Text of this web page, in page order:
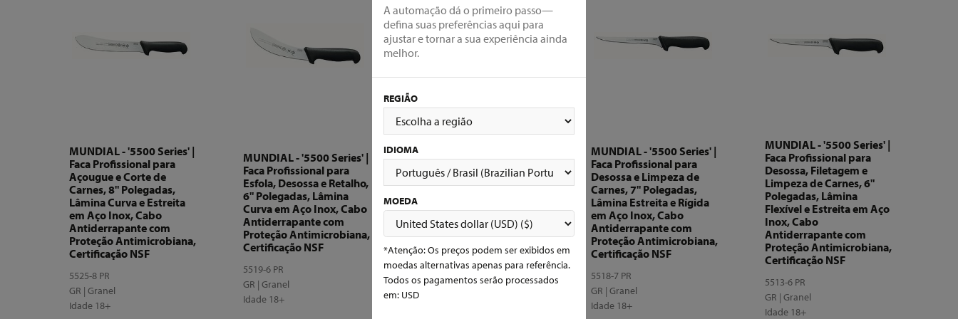
A automação dá o primeiro passo—
defina suas preferências aqui para
ajustar e tornar a sua experiência ainda
melhor.
REGIÃO
IDIOMA
MOEDA
*Atenção: Os preços podem ser exibidos em
moedas alternativas apenas para referência.
Todos os pagamentos serão processados
em: USD
MUNDIAL - '5500 Series' |
Faca Profissional para
Açougue e Corte de
Carnes, 8" Polegadas,
Lâmina Curva e Estreita
em Aço Inox, Cabo
Antiderrapante com
Proteção Antimicrobiana,
Certificação NSF
5525-8 PR
GR | Granel
Idade 18+
MUNDIAL - '5500 Series' |
Faca Profissional para
Esfola, Desossa e Retalho,
6" Polegadas, Lâmina
Curva em Aço Inox, Cabo
Antiderrapante com
Proteção Antimicrobiana,
Certificação NSF
5519-6 PR
GR | Granel
Idade 18+
MUNDIAL - '5500 Series' |
Desossa 8" Polegadas -
Lâmina ESTREITA reta,
com Cabo de Proteção
Certificação NSF para
Máxima Higiene e
Desempenho Superior
em Ambientes de
Processamento Industrial
de Carnes
5514-8 PR
MUNDIAL - '5500 Series' |
Faca Profissional para
Desossa e Limpeza de
Carnes, 7" Polegadas,
Lâmina Estreita e Rígida
em Aço Inox, Cabo
Antiderrapante com
Proteção Antimicrobiana,
Certificação NSF
5518-7 PR
GR | Granel
Idade 18+
MUNDIAL - '5500 Series' |
Faca Profissional para
Desossa, Filetagem e
Limpeza de Carnes, 6"
Polegadas, Lâmina
Flexível e Estreita em Aço
Inox, Cabo
Antiderrapante com
Proteção Antimicrobiana,
Certificação NSF
5513-6 PR
GR | Granel
Idade 18+